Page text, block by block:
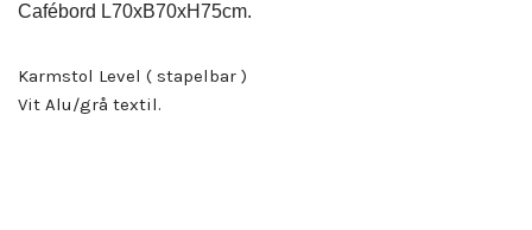
Cafébord L70xB70xH75cm.
Karmstol Level ( stapelbar )
Vit Alu/grå textil.